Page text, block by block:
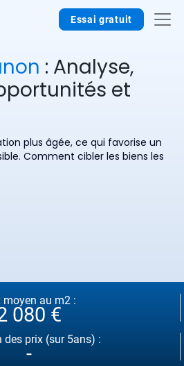
Essai gratuit
: Analyse,
et
plus âgée, ce qui favorise un
Comment cibler les biens les
moyen au m2 :
080 €
des prix (sur 5ans) :
-